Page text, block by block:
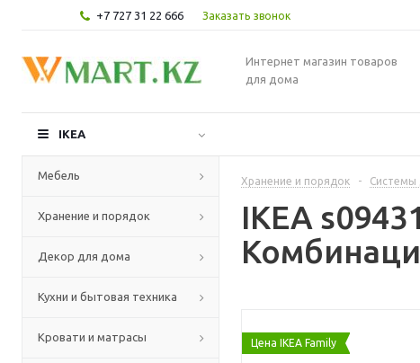
+7 727 31 22 666 Заказать звонок
Интернет магазин товаров
для дома
IKEA
Мебель
Хранение и порядок
Декор для дома
Кухни и бытовая техника
Кровати и матрасы
Хранение и порядок - Системы
IKEA
Цена IKEA Family